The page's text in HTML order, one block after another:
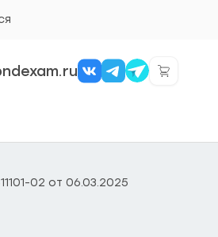
02 от 06.03.2025